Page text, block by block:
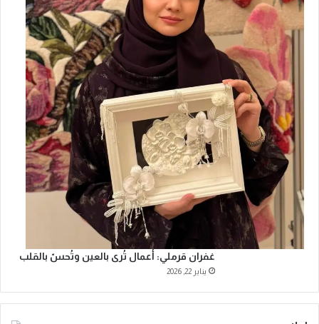
غفران قرملي: أعمال تُرى بالعين وتُحسّ بالقلب
يناير 22, 2026